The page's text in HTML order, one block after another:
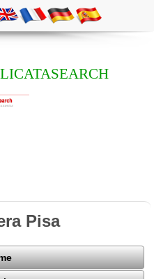
Pisa